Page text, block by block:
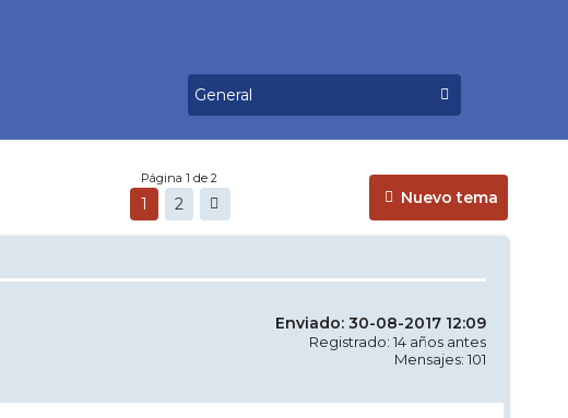
Nuevo tema
Página 1 de 2
1 2
Enviado: 30-08-2017 12:09
Registrado: 14 años antes
Mensajes: 101